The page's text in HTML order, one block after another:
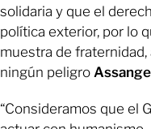
solidaria y que el
política exterior, por lo
muestra de
ningún peligro Assange
“Consideramos que el